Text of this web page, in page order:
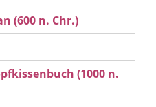
(600 n. Chr.)
(1000 n.